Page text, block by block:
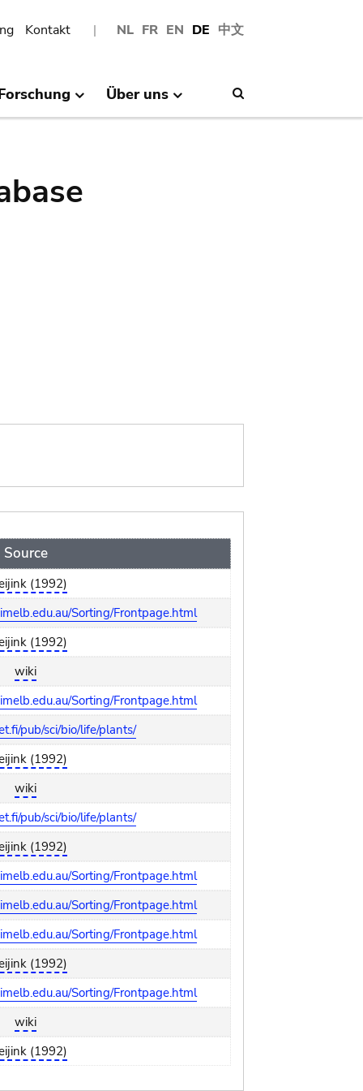
NL FR EN DE 中文
Kontakt
Über uns
Source
(1992)
Sorting/Frontpage.html
(1992)
wiki
Sorting/Frontpage.html
pub/sci/bio/life/plants/
(1992)
wiki
pub/sci/bio/life/plants/
(1992)
Sorting/Frontpage.html
Sorting/Frontpage.html
Sorting/Frontpage.html
(1992)
Sorting/Frontpage.html
wiki
(1992)